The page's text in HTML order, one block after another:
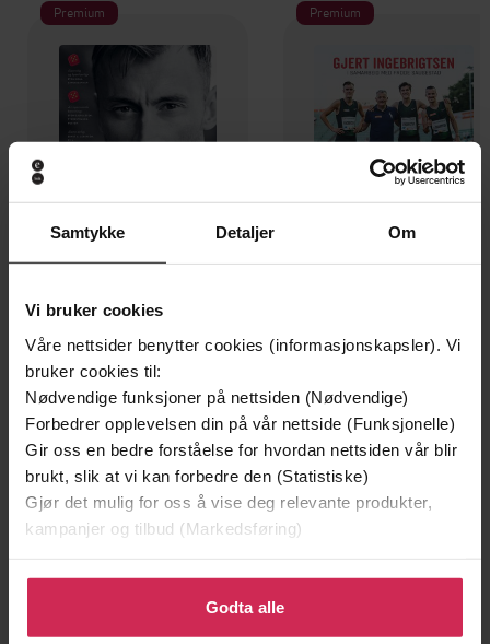
Samtykke Detaljer Om
Vi bruker cookies
Våre nettsider benytter cookies (informasjonskapsler). Vi
bruker cookies til:
Nødvendige funksjoner på nettsiden (Nødvendige)
Forbedrer opplevelsen din på vår nettside (Funksjonelle)
Gir oss en bedre forståelse for hvordan nettsiden vår blir
brukt, slik at vi kan forbedre den (Statistiske)
Gjør det mulig for oss å vise deg relevante produkter,
kampanjer og tilbud (Markedsføring)
Klikk på «Godta alle» for å gi oss ditt samtykke til å
bruke cookies for alle disse formålene. Du kan også
tilpasse ditt samtykke til spesifikke formål ved å klikke
Godta alle
Premium
149,-
Min historie
Petter Northug
EBOK
Premium
179,-
Gjert Ingebrigtsen
EBOK
Forfattere Lilli Bendriss(forfatter),
Lydbokforlaget